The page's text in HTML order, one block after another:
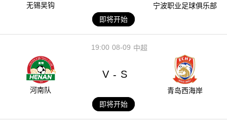
无锡吴钩
宁波职业足球俱乐部
即将开始
08-09
19:00 中超
河南队
V - S
青岛西海岸
即将开始